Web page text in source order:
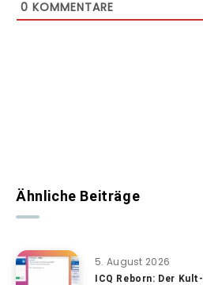
0 KOMMENTARE
Ähnliche Beiträge
5. August 2026
ICQ Reborn: Der